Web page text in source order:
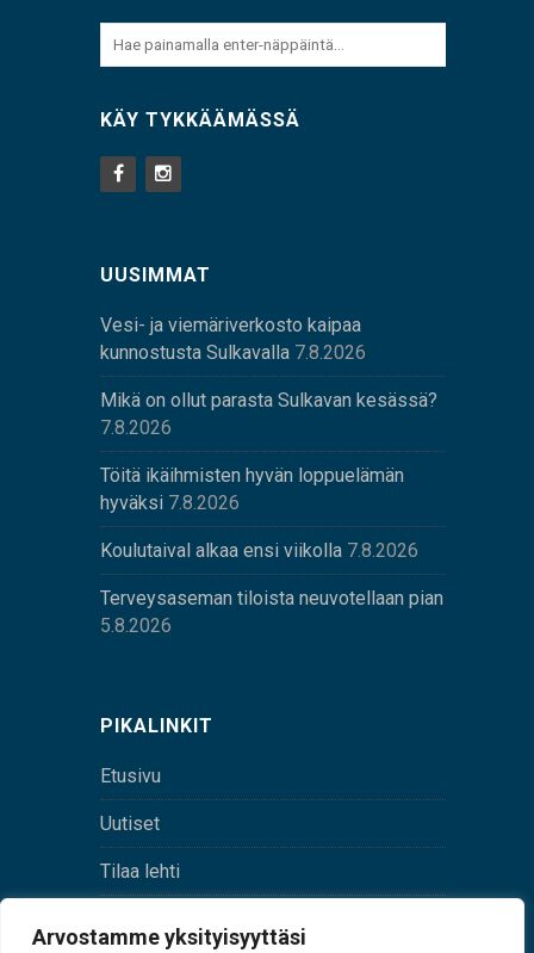
Arvostamme yksityisyyttäsi
KÄY TYKKÄÄMÄSSÄ
UUSIMMAT
Vesi- ja viemäriverkosto kaipaa
kunnostusta Sulkavalla 7.8.2026
Mikä on ollut parasta Sulkavan kesässä?
7.8.2026
Töitä ikäihmisten hyvän loppuelämän
hyväksi 7.8.2026
Koulutaival alkaa ensi viikolla 7.8.2026
Terveysaseman tiloista neuvotellaan pian
5.8.2026
PIKALINKIT
Etusivu
Uutiset
Tilaa lehti